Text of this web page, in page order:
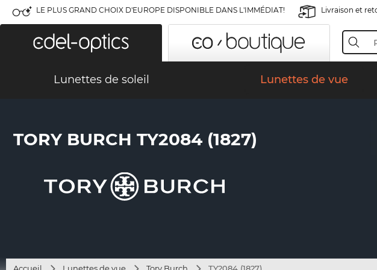
LE PLUS GRAND CHOIX D'EUROPE DISPONIBLE DANS L'IMMÉDIAT! Livraison et
Lunettes de soleil Lunettes de vue
TORY BURCH TY2084 (1827)